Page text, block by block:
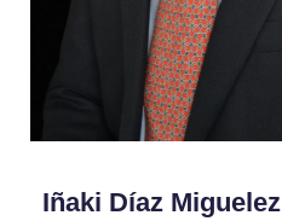
Iñaki Díaz Miguelez